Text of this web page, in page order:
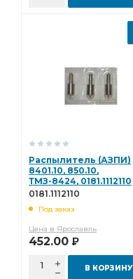
Распылитель (АЗПИ)
8401.10, 850.10,
ТМЗ-8424, 0181.1112110
0181.1112110
Под заказ
Цена в Ярославль
452.00 Р
В КОРЗИНУ